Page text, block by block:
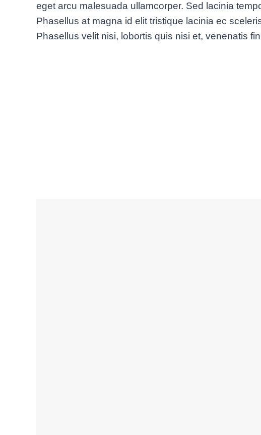
eget arcu malesuada ullamcorper. Sed lacinia
Phasellus at magna id elit tristique lacinia ec
Phasellus velit nisi, lobortis quis nisi et, venenatis